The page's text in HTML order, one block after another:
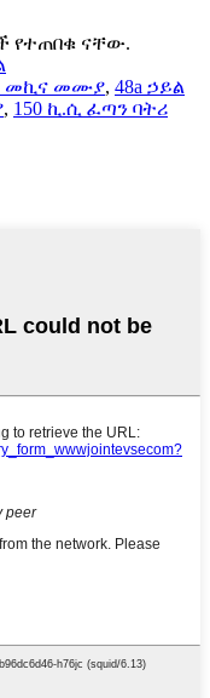
የተጠበቁ ናቸው.
መኪና መሙያ, 48a ኃይል
, 150 ኪ.ሲ ፈጣን ባትሪ